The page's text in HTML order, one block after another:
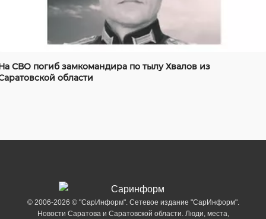
СВО погиб замкомандира по тылу Хвалов из
области
© 2006-2026 © "СарИнформ". Сетевое издание "СарИнформ".
Новости Саратова и Саратовской области. Люди, места,